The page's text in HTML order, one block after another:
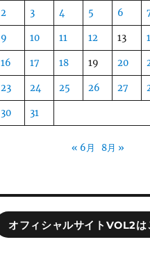
2 3 4 5 6
9 10 11 12 13
16 17 18 19 20
23 24 25 26 27
30 31
« 6月 8月 »
オフィシャルサイトVOL2は